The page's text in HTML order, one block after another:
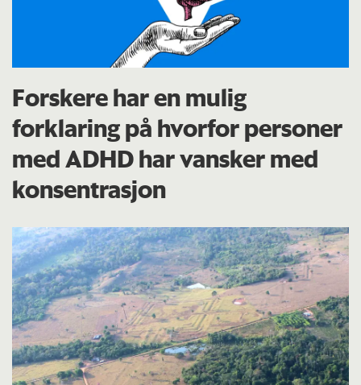
Forskere har en mulig
forklaring på hvorfor personer
med ADHD har vansker med
konsentrasjon